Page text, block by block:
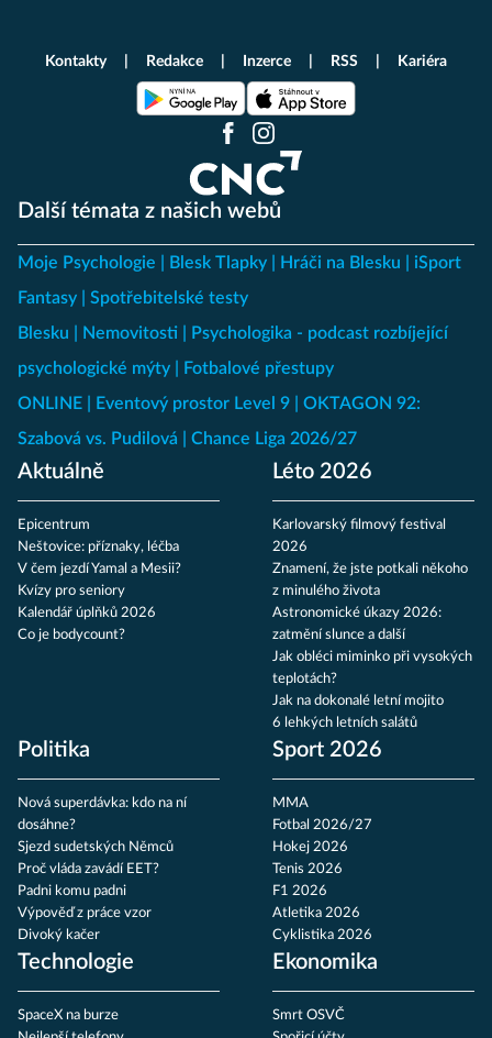
Další témata z našich webů
Moje Psychologie Blesk Tlapky Hráči na Blesku
iSport
Fantasy
Spotřebitelské testy
Blesku
Nemovitosti
Psychologika - podcast rozbíjející
psychologické mýty
Fotbalové přestupy
ONLINE
Eventový prostor Level 9
OKTAGON 92:
Szabová vs. Pudilová
Chance Liga 2026/27
Aktuálně
Epicentrum
Neštovice: příznaky, léčba
V čem jezdí Yamal a Mesii?
Kvízy pro seniory
Kalendář úplňků 2026
Co je bodycount?
Léto 2026
Karlovarský filmový festival
2026
Znamení, že jste potkali někoho
z minulého života
Astronomické úkazy 2026:
zatmění slunce a další
Jak obléci miminko při vysokých
teplotách?
Jak na dokonalé letní mojito
6 lehkých letních salátů
Politika
Nová superdávka: kdo na ní
dosáhne?
Sjezd sudetských Němců
Proč vláda zavádí EET?
Padni komu padni
Výpověď z práce vzor
Divoký kačer
Sport 2026
MMA
Fotbal 2026/27
Hokej 2026
Tenis 2026
F1 2026
Atletika 2026
Cyklistika 2026
Technologie
SpaceX na burze
Ekonomika
Smrt OSVČ
Kontakty Redakce Inzerce RSS Kariéra